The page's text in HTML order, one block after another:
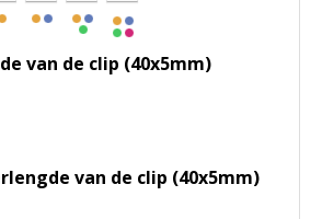
van de clip (40x5mm)
van de clip (40x5mm)